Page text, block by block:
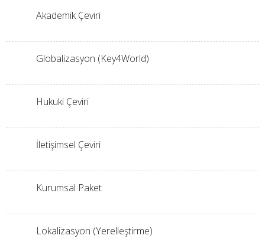
Akademik Çeviri
Globalizasyon (Key4World)
Hukuki Çeviri
İletişimsel Çeviri
Kurumsal Paket
Lokalizasyon (Yerelleştirme)